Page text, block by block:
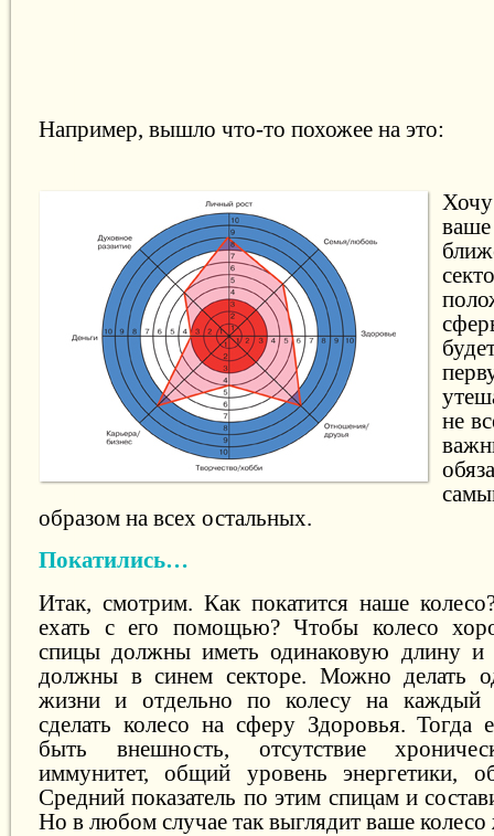
Например, вышло что-то похожее на это:
не
образом на всех остальных.
Покатились…
Итак, смотрим. Как покатится наше
ехать с его помощью? Чтобы колесо
спицы должны иметь одинаковую длину и
должны в синем секторе. Можно делать
жизни и отдельно по колесу на каждый
сделать колесо на сферу Здоровья. Тогда
быть внешность, отсутствие
иммунитет, общий уровень энергетики,
Средний показатель по этим спицам и
Но в любом случае так выглядит ваше колесо